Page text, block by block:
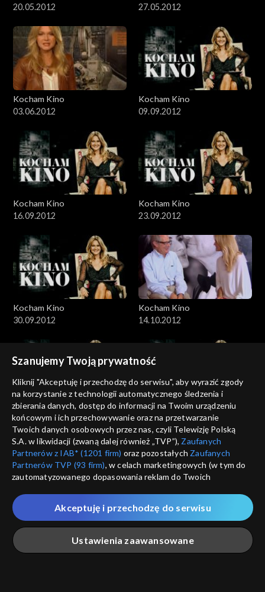
20.05.2012
27.05.2012
Kocham Kino
03.06.2012
Kocham Kino
09.09.2012
Kocham Kino
16.09.2012
Kocham Kino
23.09.2012
Kocham Kino
30.09.2012
Kocham Kino
14.10.2012
Kocham Kino
21.10.2012
Kocham Kino
28.10.2012
Kocham Kino
04.11.2012
Kocham Kino
18.11.2012
Szanujemy Twoją prywatność
Kliknij "Akceptuję i przechodzę do serwisu", aby wyrazić zgody
na korzystanie z technologii automatycznego śledzenia i
zbierania danych, dostęp do informacji na Twoim urządzeniu
końcowym i ich przechowywanie oraz na przetwarzanie
Twoich danych osobowych przez nas, czyli Telewizję Polską
S.A. w likwidacji (zwaną dalej również „TVP”), Zaufanych
Partnerów z IAB* (1201 firm) oraz pozostałych Zaufanych
Partnerów TVP (93 firm), w celach marketingowych (w tym do
zautomatyzowanego dopasowania reklam do Twoich
które wskazujemy poniżej, a także zgody na udostępnianie
przez nas identyfikatora PPID do Google.
Twoje dane osobowe zbierane podczas odwiedzania przez
Ciebie naszych
poszczególnych serwisówzwanych dalej
„Portalem”, w tym informacje zapisywane za pomocą
Ustawienia zaawansowane
Akceptuję i przechodzę do serwisu